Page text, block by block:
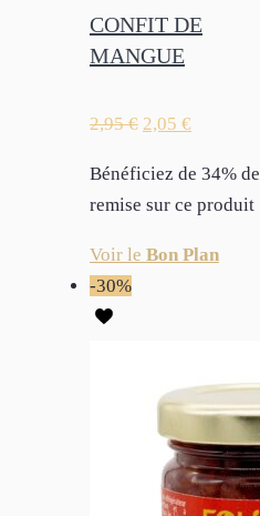
CONFIT DE
MANGUE
2,95€ 2,05 €
Bénéficiez de 34% de
remise sur ce produit
Voir le Bon Plan
-30%